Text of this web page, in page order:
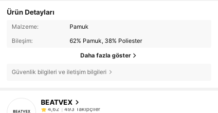
Ürün Detayları
Malzeme:
Pamuk
Bileşim:
62% Pamuk, 38% Poliester
Daha fazla göster
Güvenlik bilgileri ve iletişim bilgileri
BEATVEX
4,62
493 Takipçiler